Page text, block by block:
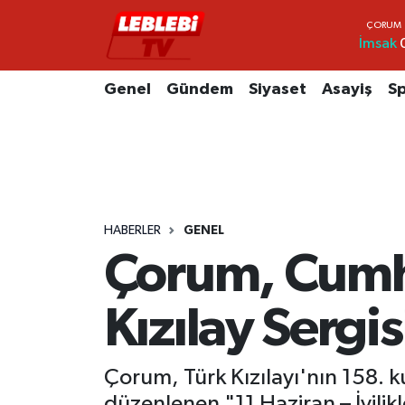
İmsak
Genel Gündem Siyaset Asayiş
HABERLER GENEL
Çorum,
Kızılay
Çorum, Türk Kızılayı'nın 158.
Hava Durumu
Tüm Manşetler
Son Dakika Haberleri
Haber Arşivi